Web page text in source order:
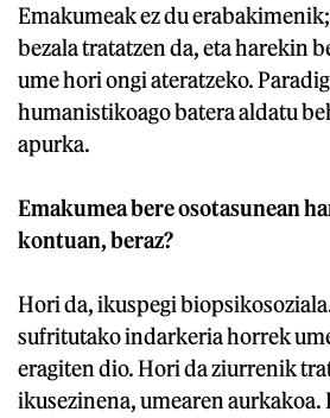
Emakumeak ez du
bezala tratatzen da, eta harekin
ume hori ongi ateratzeko.
humanistikoago batera aldatu
apurka.
Emakumea bere osotasunean
kontuan, beraz?
Hori da, ikuspegi
sufritutako indarkeria horrek
eragiten dio. Hori da ziurrenik
ikusezinena, umearen